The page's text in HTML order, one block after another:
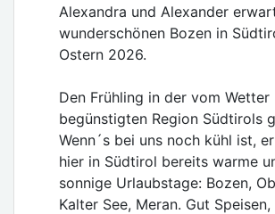
Alexandra und Alexander
wunderschönen Bozen in
Ostern 2026.
Den Frühling in der vom Wetter
begünstigten Region Südtirols
Wenn´s bei uns noch kühl ist,
hier in Südtirol bereits warme
sonnige Urlaubstage: Bozen,
Kalter See, Meran. Gut Speisen,